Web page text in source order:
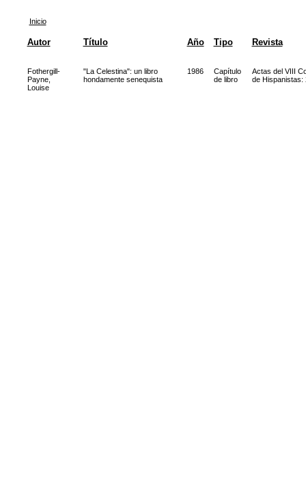
Inicio
Autor Título Año Tipo Revista
Fothergill-
Payne,
Louise
"La Celestina": un libro
hondamente senequista
1986
Capítulo
de libro
Actas del VIII
de Hispanistas: